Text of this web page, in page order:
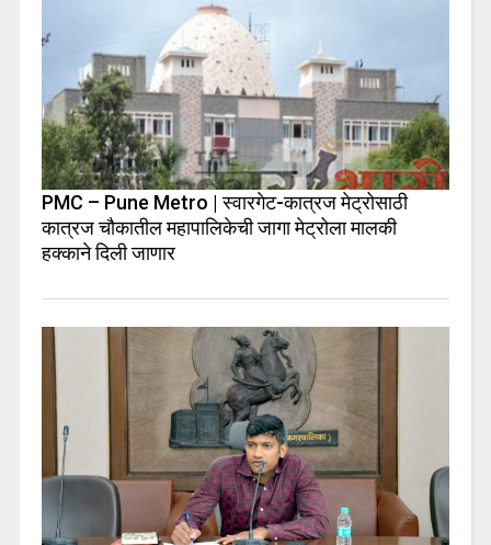
PMC – Pune Metro | स्वारगेट-कात्रज मेट्रोसाठी
कात्रज चौकातील महापालिकेची जागा मेट्रोला मालकी
हक्काने दिली जाणार